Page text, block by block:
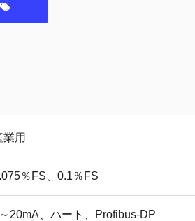
業用
％FS、0.1％FS
20mA、ハート、Profibus-DP